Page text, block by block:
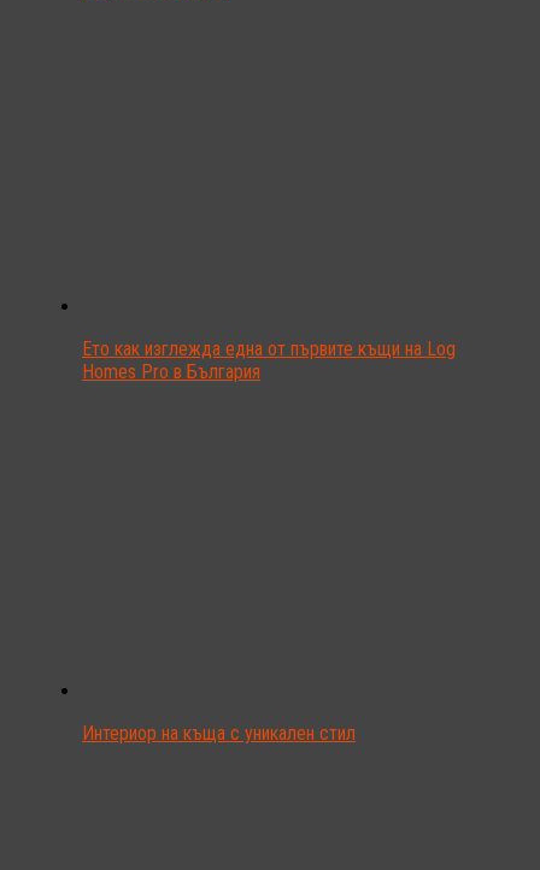
Ето как изглежда една от първите къщи на Log
Homes Pro в България
Интериор на къща с уникален стил